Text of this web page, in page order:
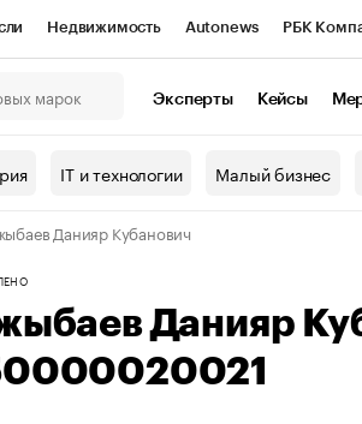
Недвижимость Autonews РБК
Проверка контрагентов
Эксперты Кейсы
IT и технологии Малый бизнес
Данияр Кубанович
Данияр